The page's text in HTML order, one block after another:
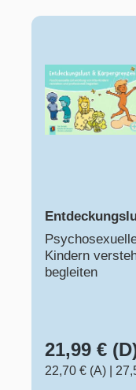
Kindern
begleiten
21,99 €
22,70 € (A)